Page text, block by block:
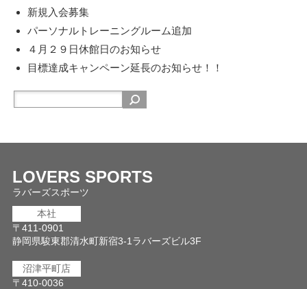
新規入会募集
パーソナルトレーニングルーム追加
４月２９日休館日のお知らせ
目標達成キャンペーン延長のお知らせ！！
LOVERS SPORTS
ラバーズスポーツ
本社
〒411-0901
静岡県駿東郡清水町新宿3-1ラバーズビル3F
沼津平町店
〒410-0036